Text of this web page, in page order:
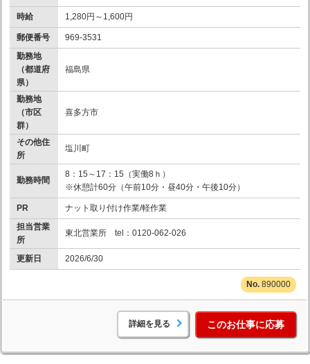
時給 1,280円～1,600円
郵便番号
969-3531
勤務地
（都道府
県）
福島県
勤務地
（市区
群）
喜多方市
その他住
所
塩川町
勤務時間
8：15～17：15（実働8ｈ）
※休憩計60分（午前10分・昼40分・午後10分）
PR
ナット取り付け作業/軽作業
担当営業
所
東北営業所 tel：0120-062-026
更新日 2026/6/30
890000
詳細を見る このお仕事に応募